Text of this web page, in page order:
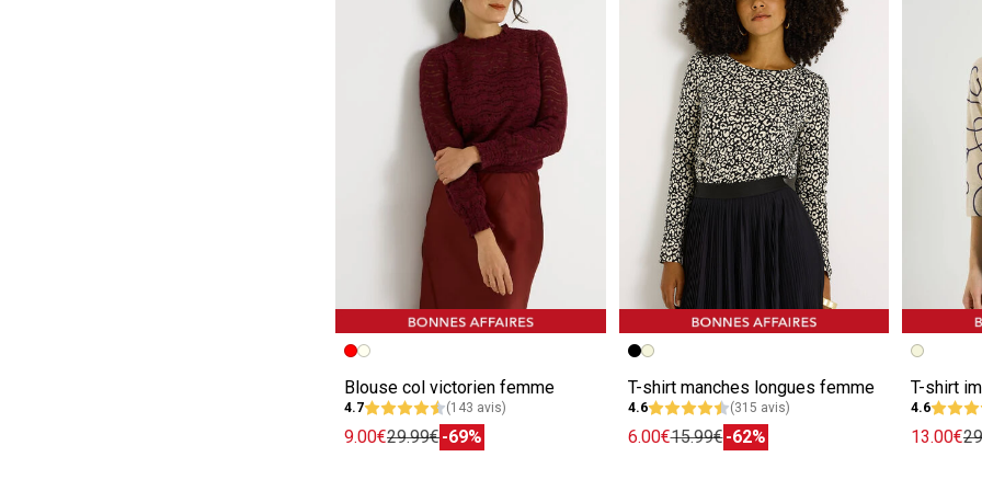
Image précédente
Image suivante
Blouse col victorien femme
4.7 (143 avis)
9.00€29.99€-69%
Image précédente
Image suivante
T-shirt manches longues femme
4.6 (315 avis)
6.00€15.99€-62%
Image
Image
T-shirt
4.6
13.00€